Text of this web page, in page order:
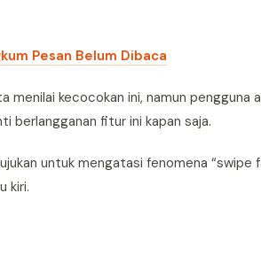
Pesan Belum Dibaca
menilai kecocokan ini, namun
berlangganan fitur ini kapan saja.
untuk mengatasi fenomena
kiri.